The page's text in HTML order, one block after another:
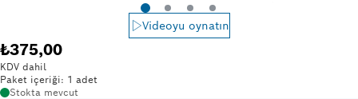
Videoyu oynatın
₺375,00
KDV dahil
Paket içeriği: 1 adet
Stokta mevcut